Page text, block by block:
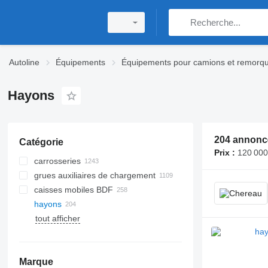
Autoline Équipements Équipements pour camions et
Hayons
Catégorie
carrosseries
bennes basculantes
dispositifs de levage à crochet
carrosseries fourgons
carrosseries plateaux
carrosseries bâchées
grues auxiliaires de chargement
caisses mobiles BDF
caisses mobiles fourgons
caisses mobiles bâchées
hayons
treuils hydrauliques
treuils de débusquage
tout afficher
Marque
204
Prix : 120